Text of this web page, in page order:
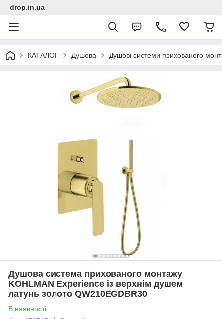
drop.in.ua
КАТАЛОГ Душова Душові системи прихованого
Душова система прихованого монтажу
KOHLMAN Experience із верхнім душем
латунь золото QW210EGDBR30
В наявності